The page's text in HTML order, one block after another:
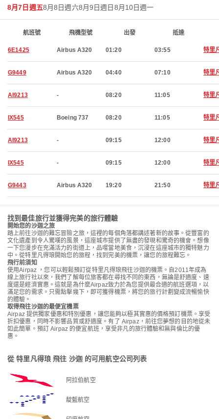
8月7日週五8月8日週六8月9日週日 8月10日週一
航班號 飛機型號 出發 抵達
6E1425 Airbus A320 01:20 03:55 特里
G9449 Airbus A320 04:40 07:10 特里
AI9213 - 08:20 11:05 特里
IX545 Boeing 737 08:20 11:05 特里
AI9213 - 09:15 12:00 特里
IX545 - 09:15 12:00 特里
G9443 Airbus A320 19:20 21:50 特里
找到最佳旅行並獲得完美的旅行體驗
開始您的沙迦之旅
踏上前往沙迦的難忘冒險之旅，這裡的每個角落都講述著新的故事。從豐富的
文化遺產到令人驚嘆的風景，這座城市提供了無盡的發現和驚奇的機會。想像
一下您漫步在充滿活力的街道上，品嚐當地美食，沉浸在這座城市的獨特魅力
中。從特里凡得琅開始您的旅程，找到完美的機票，讓您的旅程難忘。
飛行前須知
使用Airpaz ，您可以輕鬆預訂從特里凡得琅飛往沙迦的機票。自2011年成為
線上旅行社以來，我們了解每位旅客都在尋找不同的東西，無論是舒適度、速
度還是經濟實惠。這就是為什麼Airpaz致力於為您提供最合適的航班選項，以
滿足您的需求。只需點擊幾下，即可獲得機票，將您的旅行計劃變成流暢愉快
的體驗。
取得飛往沙迦的最便宜機票
Airpaz 提供獨家優惠和特別優惠，讓您能夠以極其實惠的價格預訂機票。享受
折扣優惠，同時不影響品質或舒適度。有了 Airpaz，前往您夢想的目的地從未
如此簡單。預訂 Airpaz 的便宜航班，享受非凡的旅行體驗和無與倫比的優
惠。
從 特里凡得琅 飛往 沙迦 的可用航空公司列表
阿拉伯航空
靛藍航空